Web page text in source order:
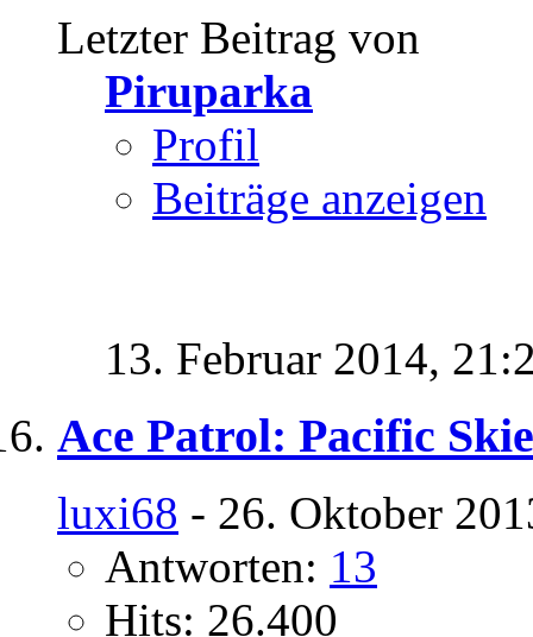
Letzter Beitrag von
Piruparka
Profil
Beiträge anzeigen
13. Februar 2014,
Ace Patrol: Pacific
luxi68 - 26. Oktober
Antworten: 13
Hits: 26.400